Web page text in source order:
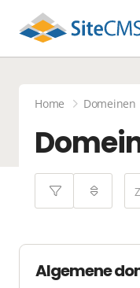
Home Domeinen
Algemene